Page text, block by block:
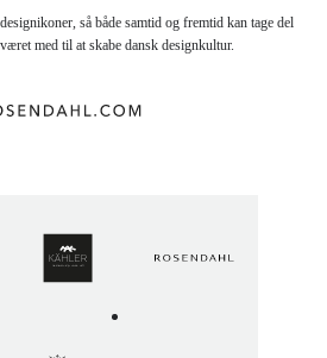
så både samtid og fremtid kan tage del
med til at skabe dansk designkultur.